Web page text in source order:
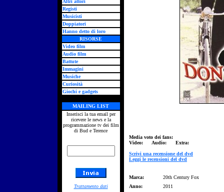
Altri attori
Registi
Musicisti
Doppiatori
Hanno detto di loro
RISORSE
Video film
Audio film
Battute
Immagini
Musiche
Curiosità
Giochi e gadgets
MAILING LIST
Inserisci la tua email per
ricevere le news e la
programmazione tv dei film
di Bud e Terence
Trattamento dati
Media voto dei fans:
Video: Audio: Extra:
Scrivi una recensione del dvd
Leggi le recensioni del dvd
Marca:
20th Century Fox
Anno:
2011